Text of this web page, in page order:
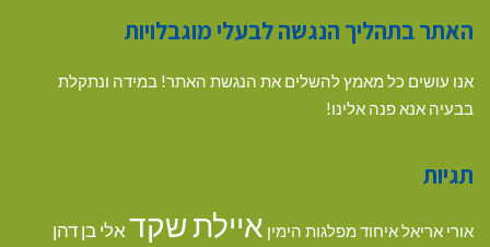
האתר בתהליך הנגשה לבעלי מוגבלויות
אנו עושים כל מאמץ להשלים את הנגשת האתר! במידה ונתקלת
בבעיה אנא פנה אלינו!
תגיות
אורי אריאלאיחוד מפלגות הימין איילת שקדאלי בן דהן